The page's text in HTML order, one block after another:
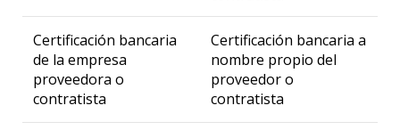
Certificación bancaria
de la empresa
proveedora o
contratista
Certificación bancaria a
nombre propio del
proveedor o
contratista